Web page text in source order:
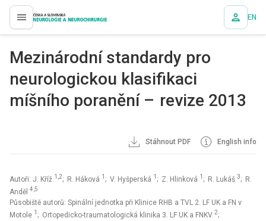
proLékaře.cz EN
Mezinárodní standardy pro
neurologickou klasifikaci
míšního poranění – revize 2013
Stáhnout PDF English info
Autoři: J. Kříž 1,2; R. Háková 1 ; V. Hyšperská 1 ; Z. Hlinková 1 ; R. Lukáš 3; R.
Anděl 4,5
Působiště autorů: Spinální jednotka při Klinice RHB a TVL 2. LF UK a FN v
Motole 1 ; Ortopedicko-traumatologická klinika 3. LF UK a FNKV 2;